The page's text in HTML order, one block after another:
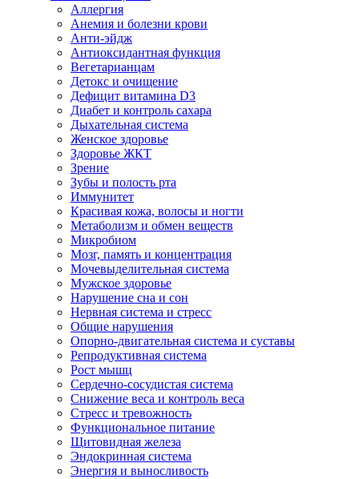
Аллергия
Анемия и болезни крови
Анти-эйдж
Антиоксидантная функция
Вегетарианцам
Детокс и очищение
Дефицит витамина D3
Диабет и контроль сахара
Дыхательная система
Женское здоровье
Здоровье ЖКТ
Зрение
Зубы и полость рта
Иммунитет
Красивая кожа, волосы и ногти
Метаболизм и обмен веществ
Микробиом
Мозг, память и концентрация
Мочевыделительная система
Мужское здоровье
Нарушение сна и сон
Нервная система и стресс
Общие нарушения
Опорно-двигательная система и суставы
Репродуктивная система
Рост мышц
Сердечно-сосудистая система
Снижение веса и контроль веса
Стресс и тревожность
Функциональное питание
Щитовидная железа
Эндокринная система
Энергия и выносливость